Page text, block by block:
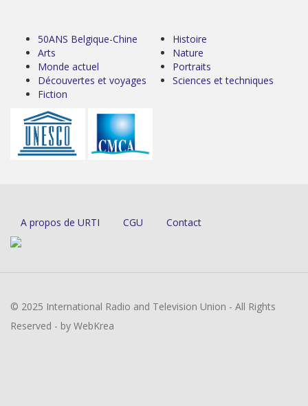
50ANS Belgique-Chine
Arts
Monde actuel
Découvertes et voyages
Fiction
Histoire
Nature
Portraits
Sciences et techniques
A propos de URTI CGU Contact
© 2025 International Radio and Television Union - All Rights
Reserved - by WebKrea